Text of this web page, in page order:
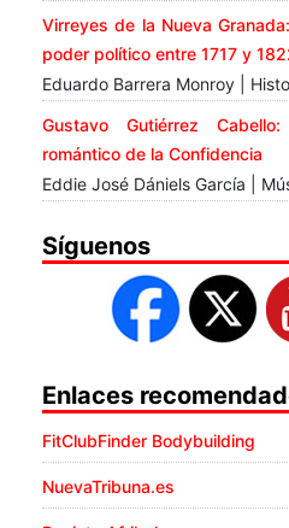
Virreyes de la Nueva
poder político entre 1717 y
Eduardo Barrera Monroy |
Gustavo Gutiérrez
romántico de la Confidencia
Eddie José Dániels García |
Síguenos
Enlaces
FitClubFinder Bodybuilding
NuevaTribuna.es